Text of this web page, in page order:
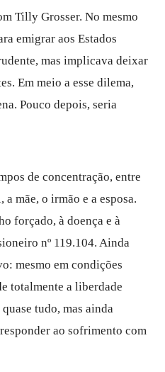
Tilly Grosser. No mesmo
emigrar aos Estados
mas implicava deixar
Em meio a esse dilema,
Pouco depois, seria
de concentração, entre
mãe, o irmão e a esposa.
forçado, à doença e à
nº 119.104. Ainda
mesmo em condições
totalmente a liberdade
tudo, mas ainda
ao sofrimento com